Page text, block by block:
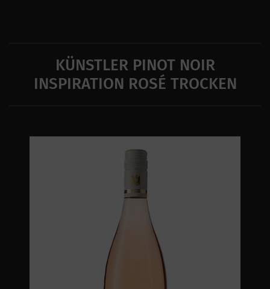
KÜNSTLER PINOT NOIR
INSPIRATION ROSÉ TROCKEN